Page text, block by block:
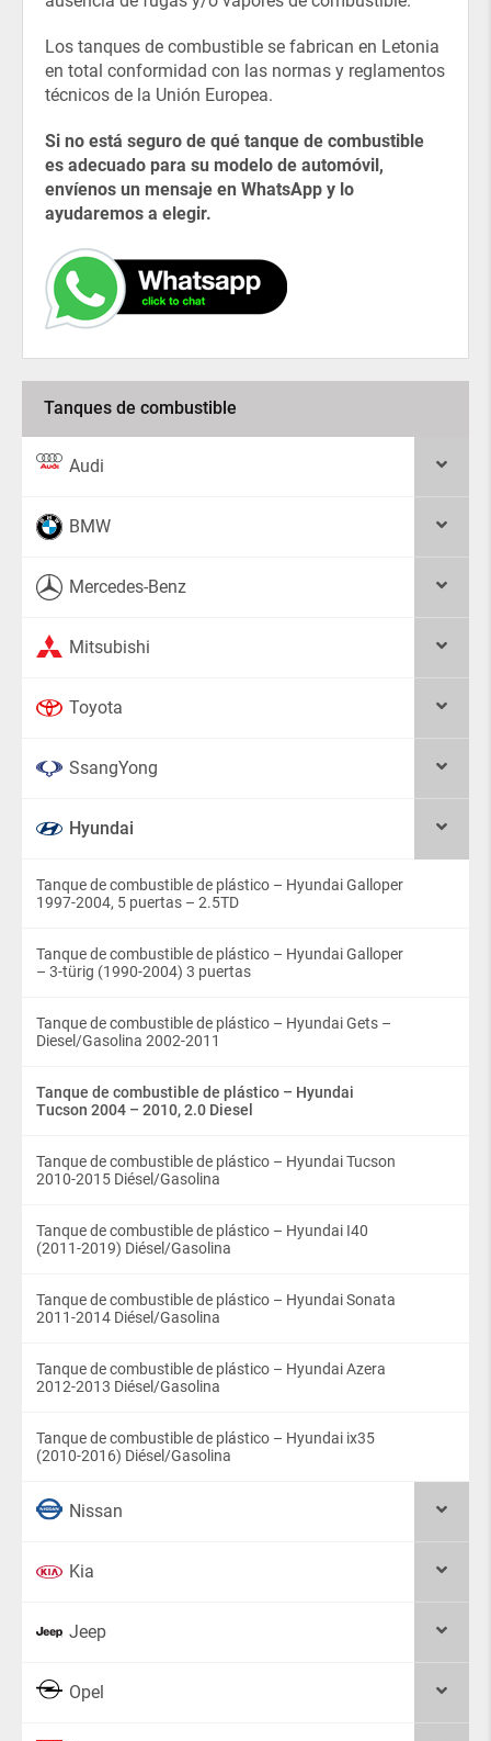
Tanques de combustible
Audi
BMW
Mercedes-Benz
Mitsubishi
Toyota
SsangYong
Hyundai
Tanque de combustible de plástico – Hyundai Galloper
1997-2004, 5 puertas – 2.5TD
Tanque de combustible de plástico – Hyundai Galloper
– 3-türig (1990-2004) 3 puertas
Tanque de combustible de plástico – Hyundai Gets –
Diesel/Gasolina 2002-2011
Tanque de combustible de plástico – Hyundai
Tucson 2004 – 2010, 2.0 Diesel
Tanque de combustible de plástico – Hyundai Tucson
2010-2015 Diésel/Gasolina
Tanque de combustible de plástico – Hyundai I40
(2011-2019) Diésel/Gasolina
Tanque de combustible de plástico – Hyundai Sonata
2011-2014 Diésel/Gasolina
Tanque de combustible de plástico – Hyundai Azera
2012-2013 Diésel/Gasolina
Tanque de combustible de plástico – Hyundai ix35
(2010-2016) Diésel/Gasolina
Nissan
Kia
Jeep
Opel
Los tanques de combustible se fabrican en Letonia
en total conformidad con las normas y reglamentos
técnicos de la Unión Europea.
Si no está seguro de qué tanque de combustible
es adecuado para su modelo de automóvil,
envíenos un mensaje en WhatsApp y lo
ayudaremos a elegir.